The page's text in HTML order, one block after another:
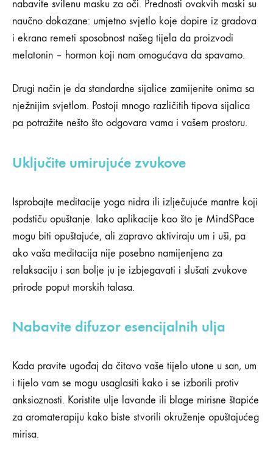
nabavite svilenu masku za oči. Prednosti ovakvih maski su
naučno dokazane: umjetno svjetlo koje dopire iz gradova
i ekrana remeti sposobnost našeg tijela da proizvodi
melatonin – hormon koji nam omogućava da spavamo.
Drugi način je da standardne sijalice zamijenite onima sa
nježnijim svjetlom. Postoji mnogo različitih tipova sijalica
pa potražite nešto što odgovara vama i vašem prostoru.
Uključite umirujuće zvukove
Isprobajte meditacije yoga nidra ili izlječujuće mantre koji
podstiču opuštanje. Iako aplikacije kao što je MindSPace
mogu biti opuštajuće, ali zapravo aktiviraju um i uši, pa
ako vaša meditacija nije posebno namijenjena za
relaksaciju i san bolje ju je izbjegavati i slušati zvukove
prirode poput morskih talasa.
Nabavite difuzor esencijalnih ulja
Kada pravite ugođaj da čitavo vaše tijelo utone u san, um
i tijelo vam se mogu usaglasiti kako i se izborili protiv
anksioznosti. Koristite ulje lavande ili blage mirisne štapiće
za aromaterapiju kako biste stvorili okruženje opuštajućeg
mirisa.